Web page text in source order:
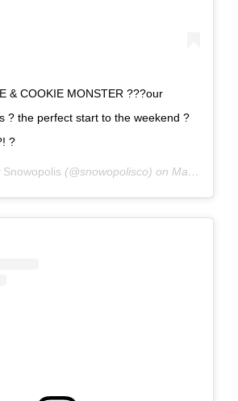
& COOKIE MONSTER ???our
? the perfect start to the weekend ?
?
Snowopolis (@snowopolisco) on May 17, 2019 at 11:43am PDT